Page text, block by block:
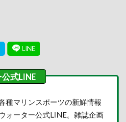
種マリンスポーツの新鮮情報
ォーター公式LINE。雑誌企画